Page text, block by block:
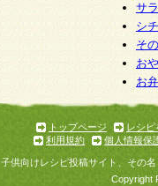
サ
シ
そ
お
お
トップページ
レシピ
利用規約
個人情報保
子供向けレシピ投稿サイト、その
Copyright